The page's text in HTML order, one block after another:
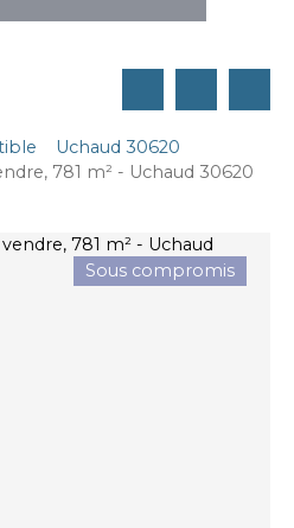
Uchaud 30620
781 m² - Uchaud 30620
Sous compromis